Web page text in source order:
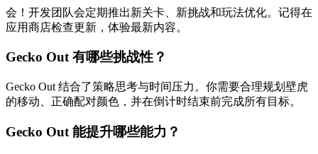
会！开发团队会定期推出新关卡、新挑战和玩法优化。记得在
应用商店检查更新，体验最新内容。
Gecko Out 有哪些挑战性？
Gecko Out 结合了策略思考与时间压力。你需要合理规划壁虎
的移动、正确配对颜色，并在倒计时结束前完成所有目标。
Gecko Out 能提升哪些能力？